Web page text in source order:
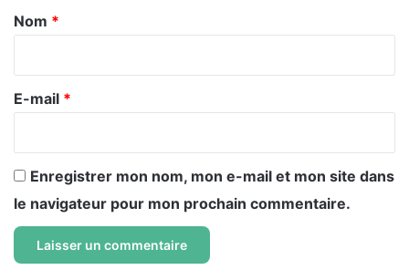
a
r
e
Nom *
E-mail *
Enregistrer mon nom, mon e-mail et mon site dans
le navigateur pour mon prochain commentaire.